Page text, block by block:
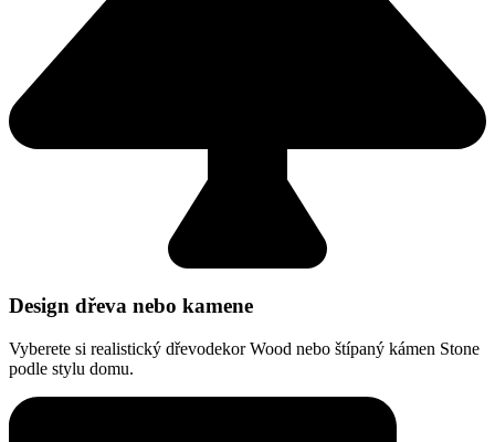
Design dřeva nebo kamene
Vyberete si realistický dřevodekor Wood nebo štípaný kámen Stone
podle stylu domu.